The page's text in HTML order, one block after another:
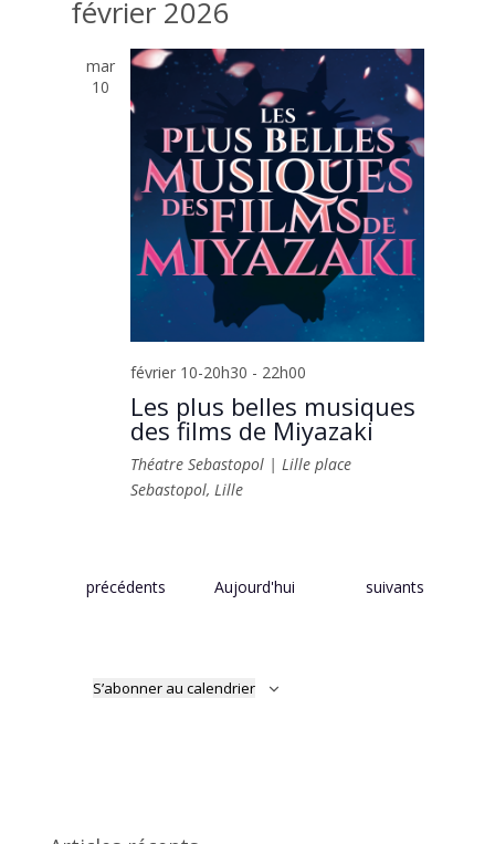
février 2026
mar
10
février 10-20h30 - 22h00
Les plus belles musiques
des films de Miyazaki
Théatre Sebastopol | Lilleplace
Sebastopol, Lille
Évènements
précédents Aujourd'hui Évènements
suivants
S’abonner au calendrier